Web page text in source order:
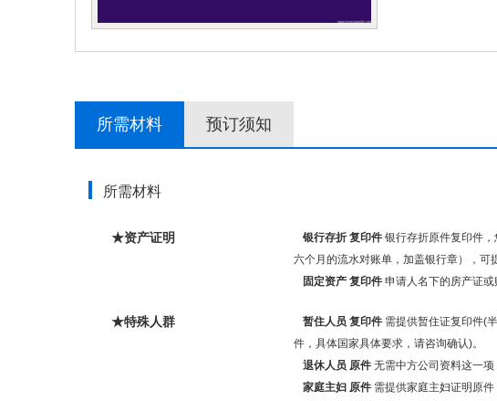
所需材料 预订须知
所需材料
★资产证明 银行存折 复印件 银行存折原件复印件
六个月的流水对账单，加盖银行章），可
固定资产 复印件 申请人名下的房产证或
★特殊人群 暂住人员 复印件 需提供暂住证复印件(
件，具体国家具体要求，请咨询确认)。
退休人员 原件 无需中方公司资料这一
家庭主妇 原件 需提供家庭主妇证明原